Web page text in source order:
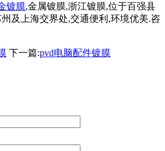
镀膜,金属镀膜,浙江镀膜,位于百强县
及上海交界处,交通便利,环境优美.咨
下一篇:pvd电脑配件镀膜